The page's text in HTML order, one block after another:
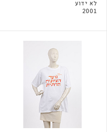
לא ידוע
2001